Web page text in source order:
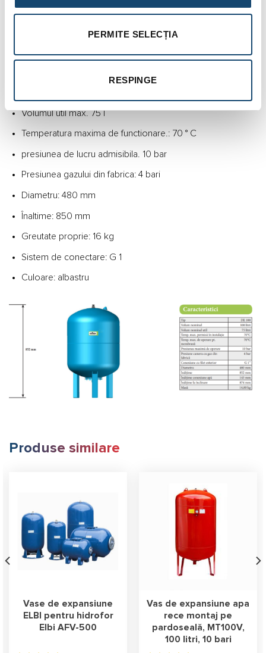
PERMITE SELECȚIA
RESPINGE
Vasele stau vertical, pe 3 picioare din profile de otel de la
Detalii tehnice Reflex Refix DE 100 L
Volumul util max. 75 l
Temperatura maxima de functionare.: 70 ° C
presiunea de lucru admisibila. 10 bar
Presiunea gazului din fabrica: 4 bari
Diametru: 480 mm
Înaltime: 850 mm
Greutate proprie: 16 kg
Sistem de conectare: G 1
Culoare: albastru
Produse similare
Vase de expansiune
ELBI pentru hidrofor
Elbi AFV-500
Vas de expansiune apa
rece montaj pe
pardoseală, MT100V,
100 litri, 10 bari